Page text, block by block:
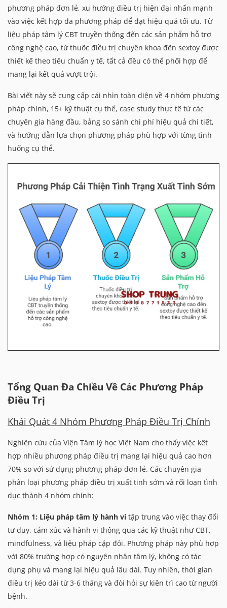
phương pháp đơn lẻ, xu hướng điều trị hiện đại nhấn mạnh
vào việc kết hợp đa phương pháp để đạt hiệu quả tối ưu. Từ
liệu pháp tâm lý CBT truyền thống đến các sản phẩm hỗ trợ
công nghệ cao, từ thuốc điều trị chuyên khoa đến sextoy được
thiết kế theo tiêu chuẩn y tế, tất cả đều có thể phối hợp để
mang lại kết quả vượt trội.
Bài viết này sẽ cung cấp cái nhìn toàn diện về 4 nhóm phương
pháp chính, 15+ kỹ thuật cụ thể, case study thực tế từ các
chuyên gia hàng đầu, bảng so sánh chi phí hiệu quả chi tiết,
và hướng dẫn lựa chọn phương pháp phù hợp với từng tình
huống cụ thể.
Tổng Quan Đa Chiều Về Các Phương Pháp
Điều Trị
Khái Quát 4 Nhóm Phương Pháp Điều Trị Chính
Nghiên cứu của Viện Tâm lý học Việt Nam cho thấy việc kết
hợp nhiều phương pháp điều trị mang lại hiệu quả cao hơn
70% so với sử dụng phương pháp đơn lẻ. Các chuyên gia
phân loại phương pháp điều trị xuất tinh sớm và rối loạn tình
dục thành 4 nhóm chính:
Nhóm 1: Liệu pháp tâm lý hành vi tập trung vào việc thay đổi
tư duy, cảm xúc và hành vi thông qua các kỹ thuật như CBT,
mindfulness, và liệu pháp cặp đôi. Phương pháp này phù hợp
với 80% trường hợp có nguyên nhân tâm lý, không có tác
dụng phụ và mang lại hiệu quả lâu dài. Tuy nhiên, thời gian
điều trị kéo dài từ 3-6 tháng và đòi hỏi sự kiên trì cao từ người
bệnh.